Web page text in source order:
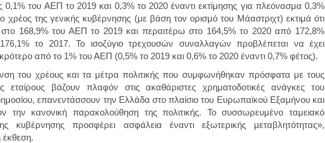
0,1% του ΑΕΠ το 2019 και 0,3% το 2020 έναντι εκτίμησης για πλεόνασμα 0,3%
χρέος της γενικής κυβέρνησης (με βάση τον ορισμό του Μάαστριχτ) εκτιμά ότι
στο 168,9% του ΑΕΠ το 2019 και περαιτέρω στο 164,5% το 2020 από 172,8%
το 2017. Το ισοζύγιο τρεχουσών συναλλαγών προβλέπεται να έχει
από το 1% του ΑΕΠ (0,5% το 2019 και 0,6% το 2020 έναντι 0,7% φέτος).
του χρέους και τα μέτρα πολιτικής που συμφωνήθηκαν πρόσφατα με τους
εταίρους βάζουν πλαφόν στις ακαθάριστες χρηματοδοτικές ανάγκες του
επανεντάσσουν την Ελλάδα στο πλαίσιο του Ευρωπαϊκού Εξαμήνου και
την κανονική παρακολούθηση της πολιτικής. Το συσσωρευμένο ταμειακό
κυβέρνησης προσφέρει ασφάλεια έναντι εξωτερικής μεταβλητότητας»,
έκθεση.